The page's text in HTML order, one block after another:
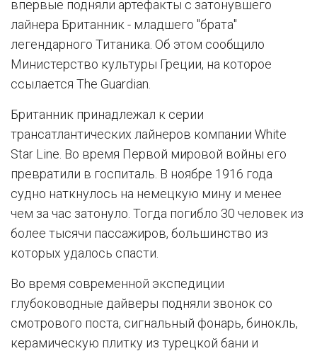
впервые подняли артефакты с затонувшего
лайнера Британник - младшего "брата"
легендарного Титаника. Об этом сообщило
Министерство культуры Греции, на которое
ссылается The Guardian.
Британник принадлежал к серии
трансатлантических лайнеров компании White
Star Line. Во время Первой мировой войны его
превратили в госпиталь. В ноябре 1916 года
судно наткнулось на немецкую мину и менее
чем за час затонуло. Тогда погибло 30 человек из
более тысячи пассажиров, большинство из
которых удалось спасти.
Во время современной экспедиции
глубоководные дайверы подняли звонок со
смотрового поста, сигнальный фонарь, бинокль,
керамическую плитку из турецкой бани и